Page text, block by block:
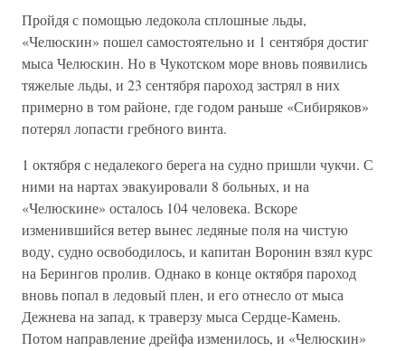
Пройдя с помощью ледокола сплошные льды,
«Челюскин» пошел самостоятельно и 1 сентября достиг
мыса Челюскин. Но в Чукотском море вновь появились
тяжелые льды, и 23 сентября пароход застрял в них
примерно в том районе, где годом раньше «Сибиряков»
потерял лопасти гребного винта.
1 октября с недалекого берега на судно пришли чукчи. С
ними на нартах эвакуировали 8 больных, и на
«Челюскине» осталось 104 человека. Вскоре
изменившийся ветер вынес ледяные поля на чистую
воду, судно освободилось, и капитан Воронин взял курс
на Берингов пролив. Однако в конце октября пароход
вновь попал в ледовый плен, и его отнесло от мыса
Дежнева на запад, к траверзу мыса Сердце-Камень.
Потом направление дрейфа изменилось, и «Челюскин»